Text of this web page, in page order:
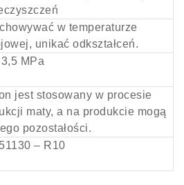
w temperaturze
unikać odkształceń.
MPa
jest stosowany w procesie
maty, a na produkcie mogą
pozostałości.
– R10